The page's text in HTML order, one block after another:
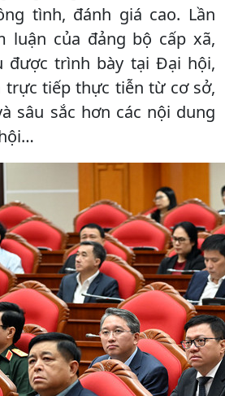
tình, đánh giá cao. Lần
luận của đảng bộ cấp xã,
được trình bày tại Đại hội,
trực tiếp thực tiễn từ cơ sở,
sâu sắc hơn các nội dung